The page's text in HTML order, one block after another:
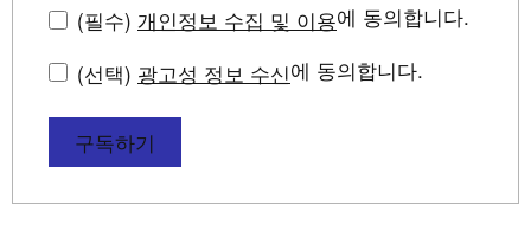
(필수) 개인정보 수집 및 이용에 동의합니다.
(선택) 광고성 정보 수신에 동의합니다.
구독하기